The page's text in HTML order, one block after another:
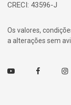
CRECI: 43596-J
Os valores,
a alterações sem
Youtube Facebook